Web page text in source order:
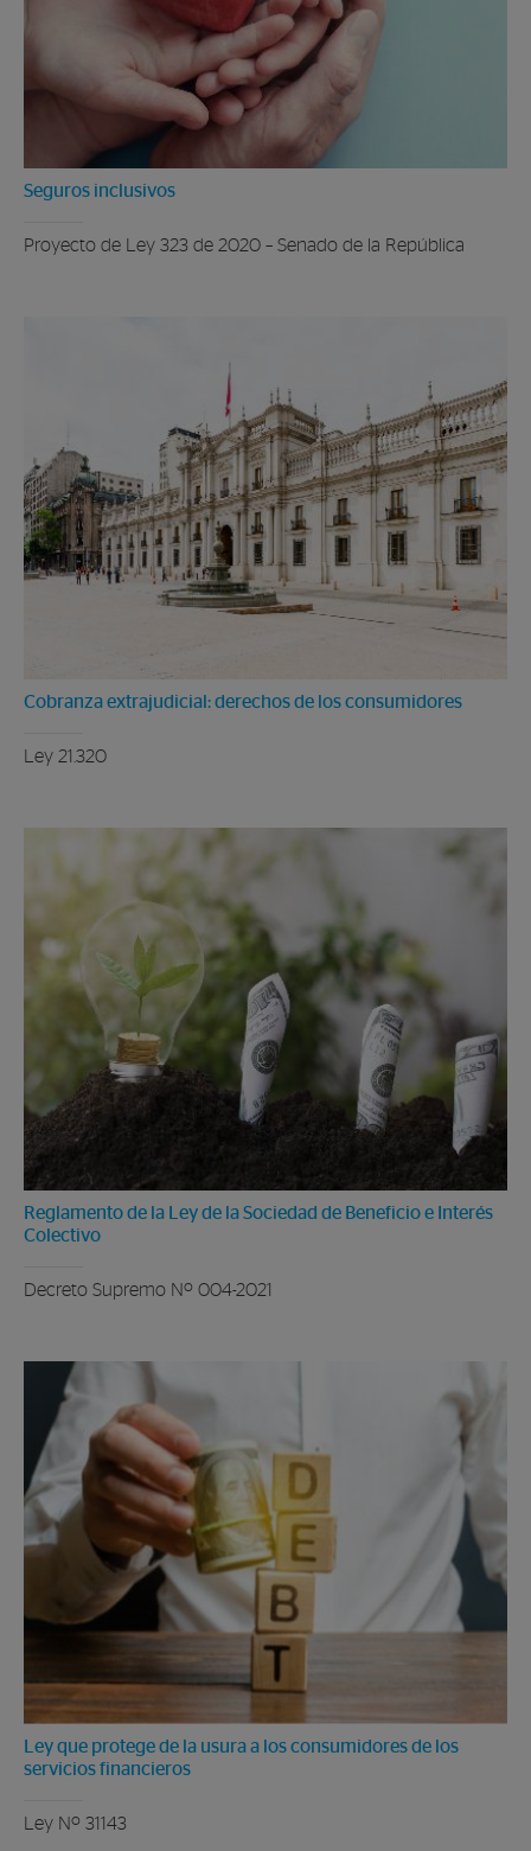
Seguros inclusivos
Proyecto de Ley 323 de 2020 – Senado de la República
Cobranza extrajudicial: derechos de los consumidores
Ley 21.320
Reglamento de la Ley de la Sociedad de Beneficio e Interés
Colectivo
Decreto Supremo Nº 004-2021
Ley que protege de la usura a los consumidores de los
servicios financieros
Ley Nº 31143